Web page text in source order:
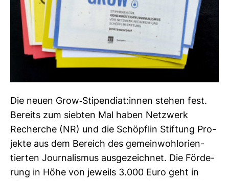
Die neuen Grow-​Sti­pen­diat:innen stehen fest.
Bereits zum siebten Mal haben Netz­werk
Recherche (NR) und die Schöpflin Stif­tung Pro­
jekte aus dem Bereich des gemein­wohl­ori­en­
tierten Jour­na­lismus aus­ge­zeichnet. Die För­de­
rung in Höhe von jeweils 3.000 Euro geht in